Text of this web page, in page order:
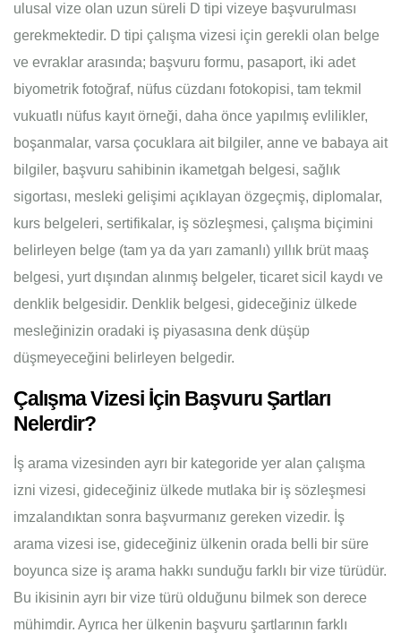
ulusal vize olan uzun süreli D tipi vizeye başvurulması
gerekmektedir. D tipi çalışma vizesi için gerekli olan belge
ve evraklar arasında; başvuru formu, pasaport, iki adet
biyometrik fotoğraf, nüfus cüzdanı fotokopisi, tam tekmil
vukuatlı nüfus kayıt örneği, daha önce yapılmış evlilikler,
boşanmalar, varsa çocuklara ait bilgiler, anne ve babaya ait
bilgiler, başvuru sahibinin ikametgah belgesi, sağlık
sigortası, mesleki gelişimi açıklayan özgeçmiş, diplomalar,
kurs belgeleri, sertifikalar, iş sözleşmesi, çalışma biçimini
belirleyen belge (tam ya da yarı zamanlı) yıllık brüt maaş
belgesi, yurt dışından alınmış belgeler, ticaret sicil kaydı ve
denklik belgesidir. Denklik belgesi, gideceğiniz ülkede
mesleğinizin oradaki iş piyasasına denk düşüp
düşmeyeceğini belirleyen belgedir.
Çalışma Vizesi İçin Başvuru Şartları
Nelerdir?
İş arama vizesinden ayrı bir kategoride yer alan çalışma
izni vizesi, gideceğiniz ülkede mutlaka bir iş sözleşmesi
imzalandıktan sonra başvurmanız gereken vizedir. İş
arama vizesi ise, gideceğiniz ülkenin orada belli bir süre
boyunca size iş arama hakkı sunduğu farklı bir vize türüdür.
Bu ikisinin ayrı bir vize türü olduğunu bilmek son derece
mühimdir. Ayrıca her ülkenin başvuru şartlarının farklı